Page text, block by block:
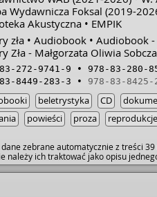
Wydawnicza Foksal (2019-
Akustyczna
EMPIK
zła Audiobook Audiobook
Zła - Małgorzata Oliwia
272-9741-9 978-83-280-
8449-283-3
978-83-8425-
beletrystyka CD
powieści proza reprodukcje
dane zebrane automatycznie z treści
należy ich traktować jako opisu